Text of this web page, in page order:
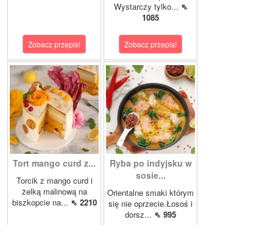
Zobacz przepis!
Wystarczy tylko... ⇖
1085
Zobacz przepis!
Tort mango curd z...
Torcik z mango curd i
żelką malinową na
biszkopcie na... ⇖ 2210
Ryba po indyjsku w
sosie...
Orientalne smaki którym
się nie oprzecie.Łosoś i
dorsz... ⇖ 995